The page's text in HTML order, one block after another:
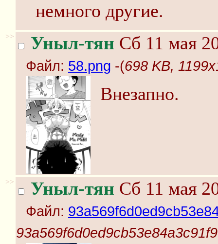
немного другие.
>> Уныл-тян Сб 11 мая
Файл: 58.png -(698 KB,
Внезапно.
>> Уныл-тян Сб 11 мая
Файл: